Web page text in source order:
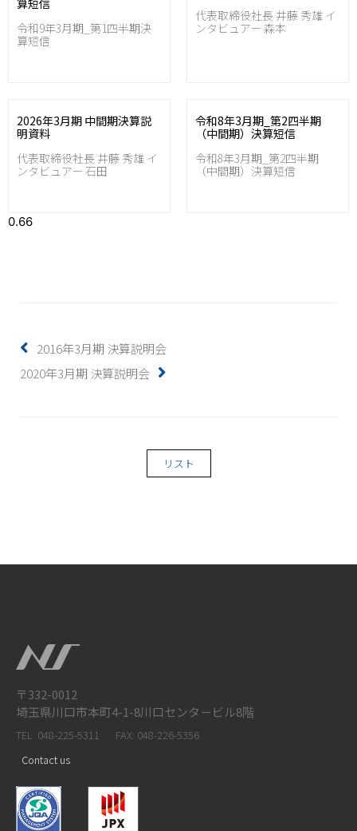
令和9年3月期_第1四半期決
算短信
代表取締役社長 井藤 秀雄 イ
ンタビュアー 森本
2026年3月期 中間期決算説
明資料
代表取締役社長 井藤 秀雄 イ
ンタビュアー 石田
令和8年3月期_第2四半期
（中間期）決算短信
令和8年3月期_第2四半期
（中間期）決算短信
2016年3月期 決算説明会
2020年3月期 決算説明会
リスト
〒332-0012
埼玉県川口市本町4-1-8川口センタ－ビル8階
TEL: 048-225-5311
FAX: 048-226-5356
Contact us